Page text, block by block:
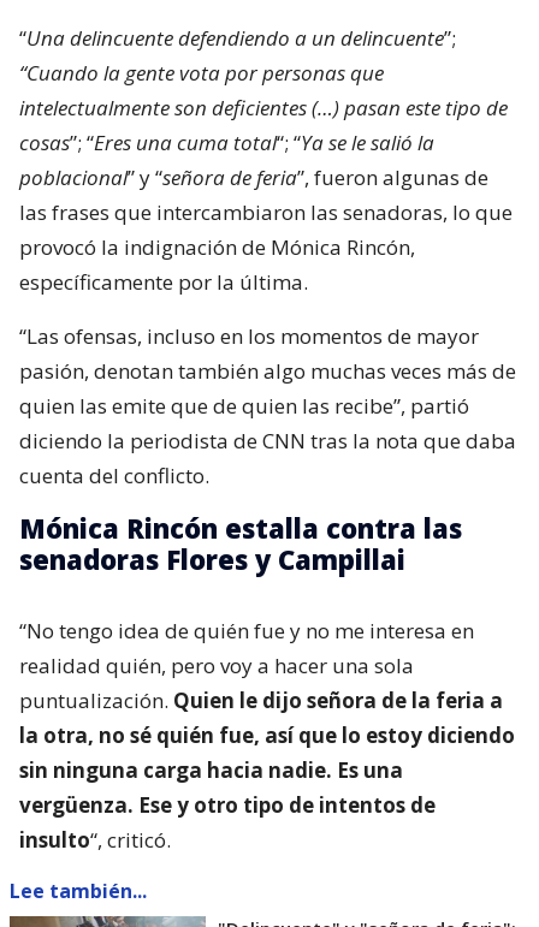
“Una delincuente defendiendo a un delincuente”;
“Cuando la gente vota por personas que
intelectualmente son deficientes (…) pasan este tipo de
cosas”; “Eres una cuma total“; “Ya se le salió la
poblacional” y “señora de feria”, fueron algunas de
las frases que intercambiaron las senadoras, lo que
provocó la indignación de Mónica Rincón,
específicamente por la última.
“Las ofensas, incluso en los momentos de mayor
pasión, denotan también algo muchas veces más de
quien las emite que de quien las recibe”, partió
diciendo la periodista de CNN tras la nota que daba
cuenta del conflicto.
Mónica Rincón estalla contra las
senadoras Flores y Campillai
“No tengo idea de quién fue y no me interesa en
realidad quién, pero voy a hacer una sola
puntualización. Quien le dijo señora de la feria a
la otra, no sé quién fue, así que lo estoy diciendo
sin ninguna carga hacia nadie. Es una
vergüenza. Ese y otro tipo de intentos de
insulto“, criticó.
Lee también...